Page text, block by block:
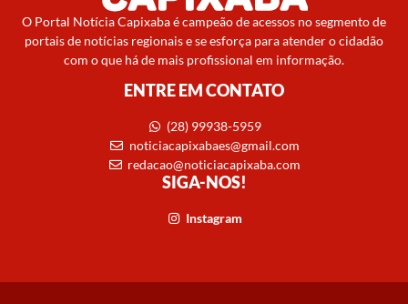
O Portal Notícia Capixaba é campeão de acessos no segmento de
portais de notícias regionais e se esforça para atender o cidadão
com o que há de mais profissional em informação.
ENTRE EM CONTATO
(28) 99938-5959
noticiacapixabaes@gmail.com
redacao@noticiacapixaba.com
SIGA-NOS!
Instagram